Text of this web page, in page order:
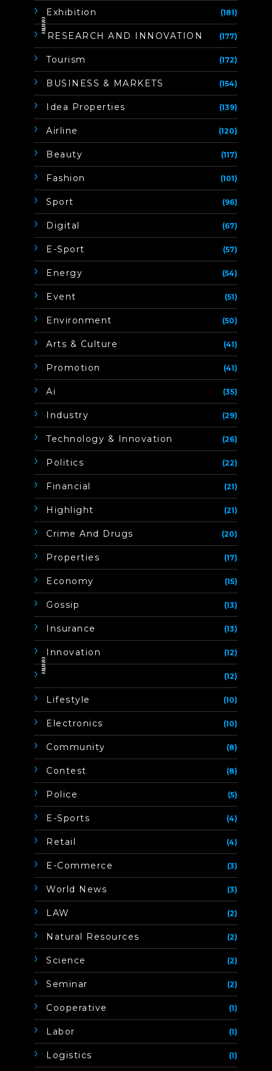
Exhibition (181)
ิิีิิิิิRESEARCH AND INNOVATION (177)
Tourism (172)
BUSINESS & MARKETS (154)
Idea Properties (139)
Airline (120)
Beauty (117)
Fashion (101)
Sport (96)
Digital (67)
E-Sport (57)
Energy (54)
Event (51)
Environment (50)
Arts & Culture (41)
Promotion (41)
Ai (35)
Industry (29)
Technology & Innovation (26)
Politics (22)
Financial (21)
Highlight (21)
Crime And Drugs (20)
Properties (17)
Economy (15)
Gossip (13)
Insurance (13)
Innovation (12)
(12)
Lifestyle (10)
Electronics (10)
Community (8)
Contest (8)
Police (5)
E-Sports (4)
Retail (4)
E-Commerce (3)
World News (3)
LAW (2)
Natural Resources (2)
Science (2)
Seminar (2)
Cooperative (1)
Labor (1)
Logistics (1)